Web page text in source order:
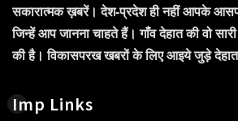
सकारात्मक ख़बरें। देश-प्रदेश ही नहीं आपके
जिन्हें आप जानना चाहते हैं। गाँव देहात की वो
की है। विकासपरख खबरों के लिए आइये जुड़े
Imp Links